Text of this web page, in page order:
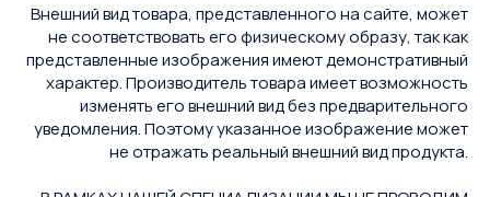
Внешний вид товара, представленного на сайте, может
не соответствовать его физическому образу, так как
представленные изображения имеют демонстративный
характер. Производитель товара имеет возможность
изменять его внешний вид без предварительного
уведомления. Поэтому указанное изображение может
не отражать реальный внешний вид продукта.